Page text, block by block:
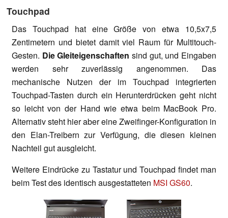
Touchpad
Das Touchpad hat eine Größe von etwa 10,5x7,5
Zentimetern und bietet damit viel Raum für Multitouch-
Gesten. Die Gleiteigenschaften sind gut, und Eingaben
werden sehr zuverlässig angenommen. Das
mechanische Nutzen der im Touchpad integrierten
Touchpad-Tasten durch ein Herunterdrücken geht nicht
so leicht von der Hand wie etwa beim MacBook Pro.
Alternativ steht hier aber eine Zweifinger-Konfiguration in
den Elan-Treibern zur Verfügung, die diesen kleinen
Nachteil gut ausgleicht.
Weitere Eindrücke zu Tastatur und Touchpad findet man
beim Test des identisch ausgestatteten MSI GS60.